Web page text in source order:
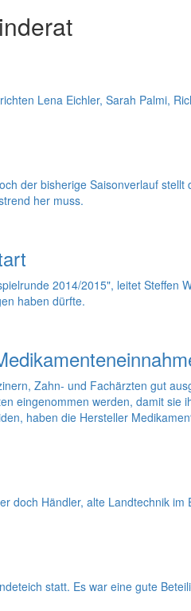
Lena Eichler, Sarah Palmi,
der bisherige Saisonverlauf
her muss.
2014/2015", leitet
haben dürfte.
Zahn- und Fachärzten gut
eingenommen werden, damit
haben die Hersteller
Händler, alte Landtechnik
statt. Es war eine gute